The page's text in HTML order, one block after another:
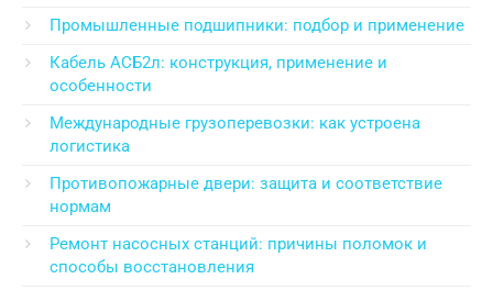
Промышленные подшипники: подбор и применение
Кабель АСБ2л: конструкция, применение и
особенности
Международные грузоперевозки: как устроена
логистика
Противопожарные двери: защита и соответствие
нормам
Ремонт насосных станций: причины поломок и
способы восстановления